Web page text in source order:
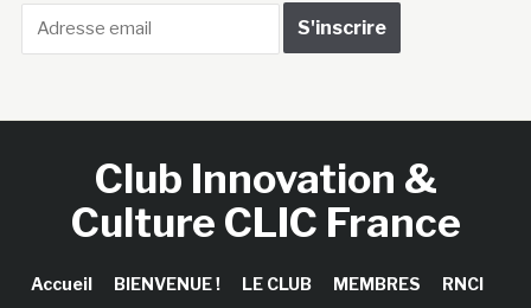
Club Innovation &
Culture CLIC France
Accueil BIENVENUE ! LE CLUB MEMBRES
RNCI